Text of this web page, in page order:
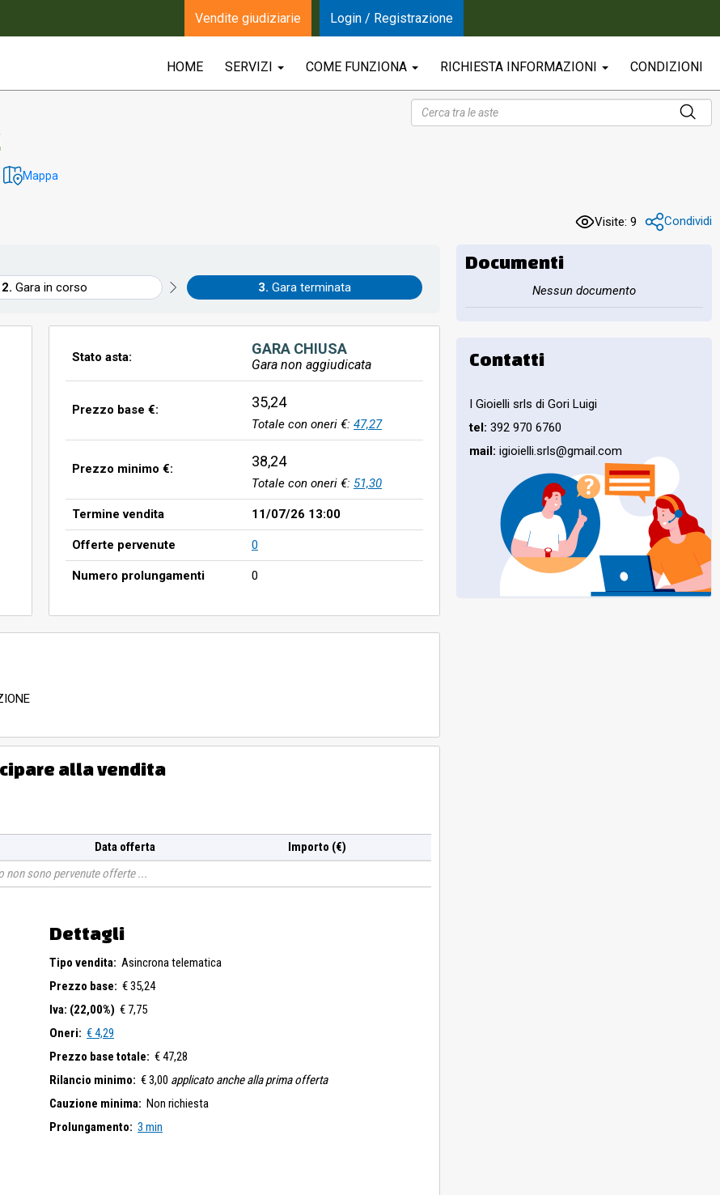
HOME SERVIZI COME FUNZIONA RICHIESTA INFORMAZIONI CONDIZIONI
Mappa
Visite: 9 Condividi
Gara in corso Gara terminata
Stato asta: GARA CHIUSA
Gara non aggiudicata
Prezzo base €: 35,24
Totale con oneri €: 47,27
Prezzo minimo €: 38,24
Totale con oneri €: 51,30
Termine vendita 11/07/26 13:00
Offerte pervenute 0
Numero prolungamenti 0
alla vendita
Data offerta
Importo (€)
non sono pervenute offerte
Dettagli
Tipo vendita: Asincrona telematica
Prezzo base: € 35,24
Iva: (22,00%) € 7,75
Oneri: € 4,29
Prezzo base totale: € 47,28
Rilancio minimo: € 3,00 applicato anche alla prima offerta
Cauzione minima: Non richiesta
Prolungamento: 3 min
Documenti
Nessun documento
Contatti
I Gioielli srls di Gori Luigi
tel: 392 970 6760
mail: igioielli.srls@gmail.com
Vendite giudiziarie Login / Registrazione